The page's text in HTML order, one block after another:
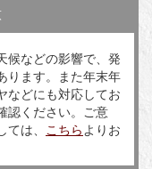
候などの影響で、発
ります。また年末年
などにも対応してお
認ください。ご意
は、
こちら よりお